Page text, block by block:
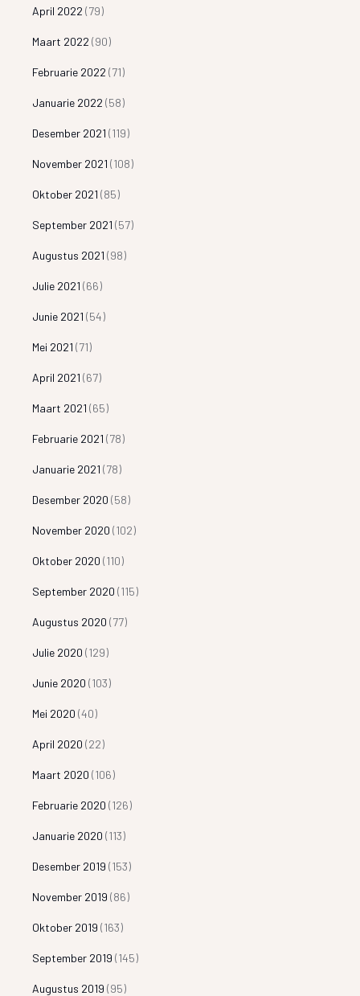
April 2022 (79)
Maart 2022 (90)
Februarie 2022 (71)
Januarie 2022 (58)
Desember 2021 (119)
November 2021 (108)
Oktober 2021 (85)
September 2021 (57)
Augustus 2021 (98)
Julie 2021 (66)
Junie 2021 (54)
Mei 2021 (71)
April 2021 (67)
Maart 2021 (65)
Februarie 2021 (78)
Januarie 2021 (78)
Desember 2020 (58)
November 2020 (102)
Oktober 2020 (110)
September 2020 (115)
Augustus 2020 (77)
Julie 2020 (129)
Junie 2020 (103)
Mei 2020 (40)
April 2020 (22)
Maart 2020 (106)
Februarie 2020 (126)
Januarie 2020 (113)
Desember 2019 (153)
November 2019 (86)
Oktober 2019 (163)
September 2019 (145)
Augustus 2019 (95)